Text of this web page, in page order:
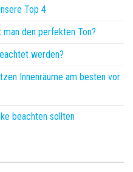
Top 4
den perfekten Ton?
werden?
Innenräume am besten vor
beachten sollten